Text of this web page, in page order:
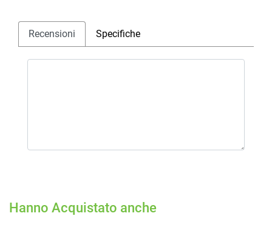
Recensioni Specifiche
Hanno Acquistato anche